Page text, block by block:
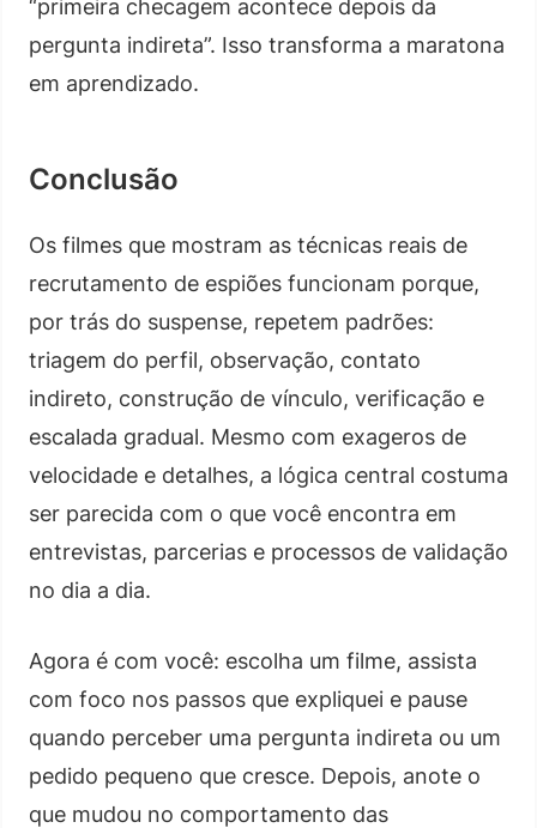
“primeira checagem acontece depois da
pergunta indireta”. Isso transforma a maratona
em aprendizado.
Conclusão
Os filmes que mostram as técnicas reais de
recrutamento de espiões funcionam porque,
por trás do suspense, repetem padrões:
triagem do perfil, observação, contato
indireto, construção de vínculo, verificação e
escalada gradual. Mesmo com exageros de
velocidade e detalhes, a lógica central costuma
ser parecida com o que você encontra em
entrevistas, parcerias e processos de validação
no dia a dia.
Agora é com você: escolha um filme, assista
com foco nos passos que expliquei e pause
quando perceber uma pergunta indireta ou um
pedido pequeno que cresce. Depois, anote o
que mudou no comportamento das